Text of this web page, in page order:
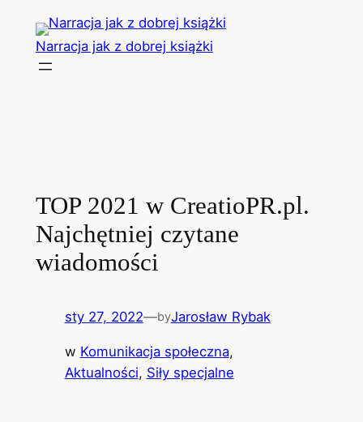
Przejdź
treści
Narracja jak z dobrej książki
TOP 2021 w CreatioPR.pl.
Najchętniej czytane
wiadomości
sty 27, 2022—byJarosław Rybak
w Komunikacja społeczna
Aktualności, Siły specjalne